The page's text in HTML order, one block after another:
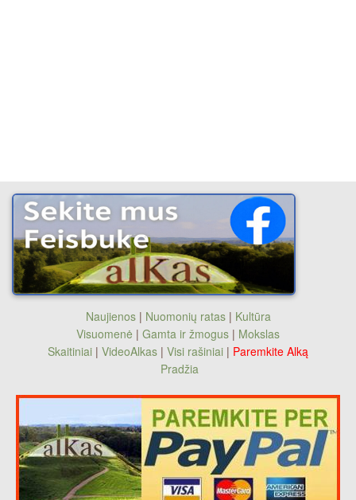
Naujienos| Nuomonių ratas| Kultūra
Visuomenė | Gamta ir žmogus | Mokslas
Skaitiniai | VideoAlkas | Visi rašiniai | Paremkite Alką
Pradžia